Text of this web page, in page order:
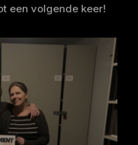
een volgende keer!